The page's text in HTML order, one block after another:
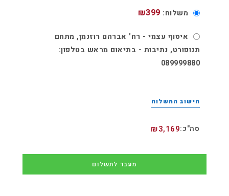
משלוח: ₪399
איסוף עצמי​ - רח' אברהם רוזנמן, מתחם
תנופורט, נתיבות - בתיאום מראש בטלפון:
089999880
חישוב המשלוח
₪3,169
מעבר לתשלום